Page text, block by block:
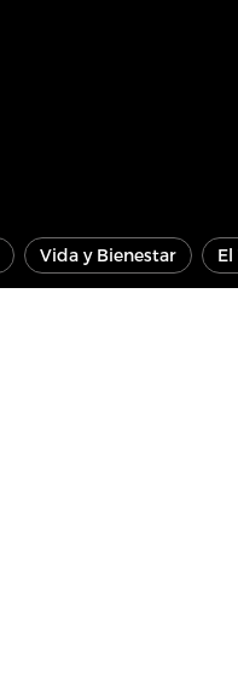
Vida y Bienestar